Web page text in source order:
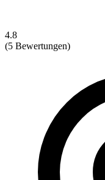
4.8
(5 Bewertungen)